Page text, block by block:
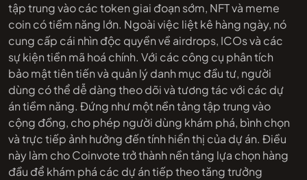
tập trung vào các token giai đoạn sớm, NFT và meme
coin có tiềm năng lớn. Ngoài việc liệt kê hàng ngày, nó
cung cấp cái nhìn độc quyền về airdrops, ICOs và các
sự kiện tiền mã hoá chính. Với các công cụ phân tích
bảo mật tiên tiến và quản lý danh mục đầu tư, người
dùng có thể dễ dàng theo dõi và tương tác với các dự
án tiềm năng. Đứng như một nền tảng tập trung vào
cộng đồng, cho phép người dùng khám phá, bình chọn
và trực tiếp ảnh hưởng đến tính hiển thị của dự án. Điều
này làm cho Coinvote trở thành nền tảng lựa chọn hàng
đầu để khám phá các dự án tiếp theo tăng trưởng